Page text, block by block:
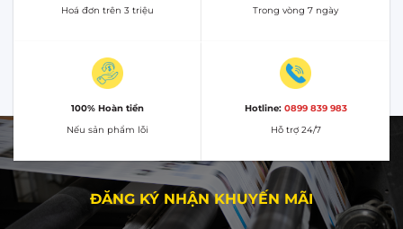
Hoá đơn trên 3 triệu
Trong vòng 7 ngày
100% Hoàn tiền
Nếu sản phẩm lỗi
Hotline: 0899 839 983
Hỗ trợ 24/7
ĐĂNG KÝ NHẬN KHUYẾN MÃI